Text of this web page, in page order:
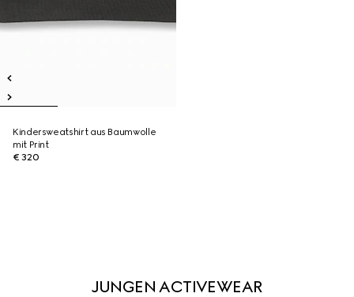
Kindersweatshirt aus Baumwolle
mit Print
€ 320
JUNGEN ACTIVEWEAR